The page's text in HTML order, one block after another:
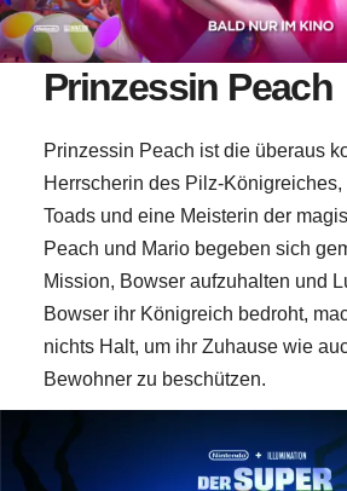
Prinzessin Peach
Prinzessin Peach ist die überaus
Herrscherin des Pilz-
Toads und eine Meisterin der
Peach und Mario begeben sich
Mission, Bowser aufzuhalten und
Bowser ihr Königreich bedroht,
nichts Halt, um ihr Zuhause wie
Bewohner zu beschützen.